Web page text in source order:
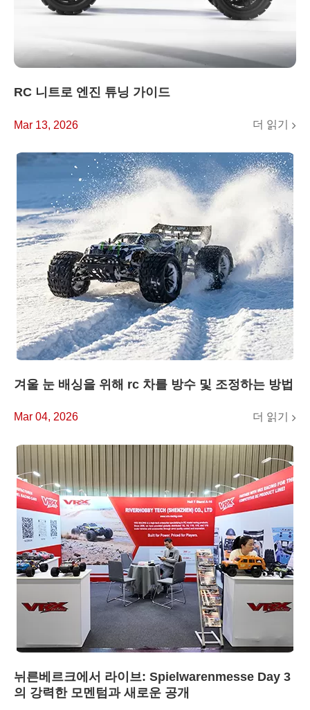
RC 니트로 엔진 튜닝 가이드
Mar 13, 2026 더 읽기
겨울 눈 배싱을 위해 rc 차를 방수 및 조정하는 방법
Mar 04, 2026 더 읽기
뉘른베르크에서 라이브: Spielwarenmesse Day 3
의 강력한 모멘텀과 새로운 공개